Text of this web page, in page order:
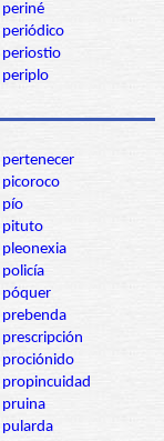
periné
periódico
periostio
periplo
pertenecer
picoroco
pío
pituto
pleonexia
policía
póquer
prebenda
prescripción
prociónido
propincuidad
pruina
pularda